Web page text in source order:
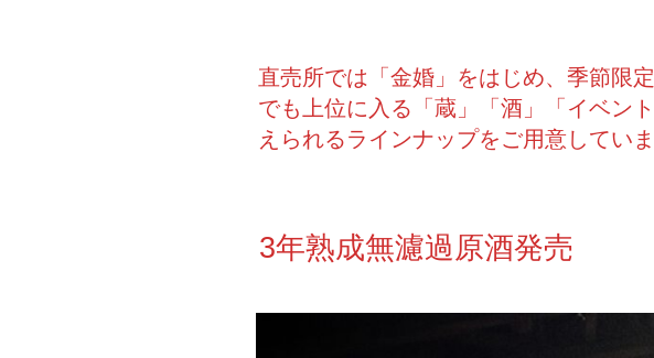
直売所では「金婚」をはじめ、季節限
でも上位に入る「蔵」「酒」「イベン
えられるラインナップをご用意していま
3年熟成無濾過原酒発売